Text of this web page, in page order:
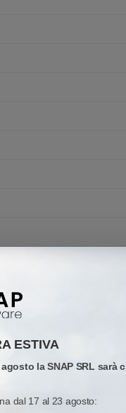
ESTIVA
agosto la SNAP SRL sarà
dal 17 al 23 agosto: